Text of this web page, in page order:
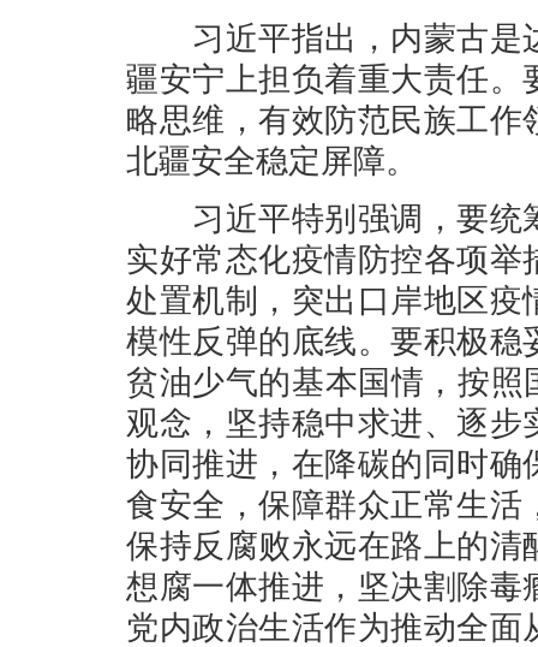
习近平指出，内蒙古是
疆安宁上担负着重大责任
略思维，有效防范民族工
北疆安全稳定屏障。
习近平特别强调，要统
实好常态化疫情防控各项
处置机制，突出口岸地区
模性反弹的底线。要积极
贫油少气的基本国情，按照
观念，坚持稳中求进、逐
协同推进，在降碳的同时
食安全，保障群众正常生
保持反腐败永远在路上的
想腐一体推进，坚决割除
党内政治生活作为推动全